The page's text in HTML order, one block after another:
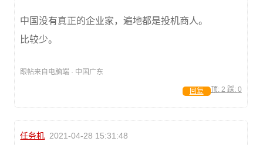
中国没有真正的企业家，遍地都是投机商人。
比较少。
跟帖来自电脑端 · 中国广东
顶: 2 踩: 0
回复
任务机 2021-04-28 15:31:48